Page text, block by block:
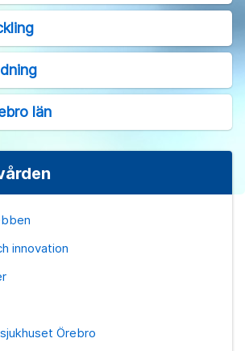
län
innovation
Örebro